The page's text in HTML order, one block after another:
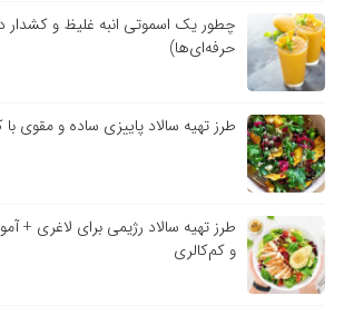
چطور یک اسموتی انبه غلیظ و
حرفه‌ای‌ها)
طرز تهیه سالاد پاییزی ساده و مقوی با
طرز تهیه سالاد رژیمی برای لاغری
و کم‌کالری